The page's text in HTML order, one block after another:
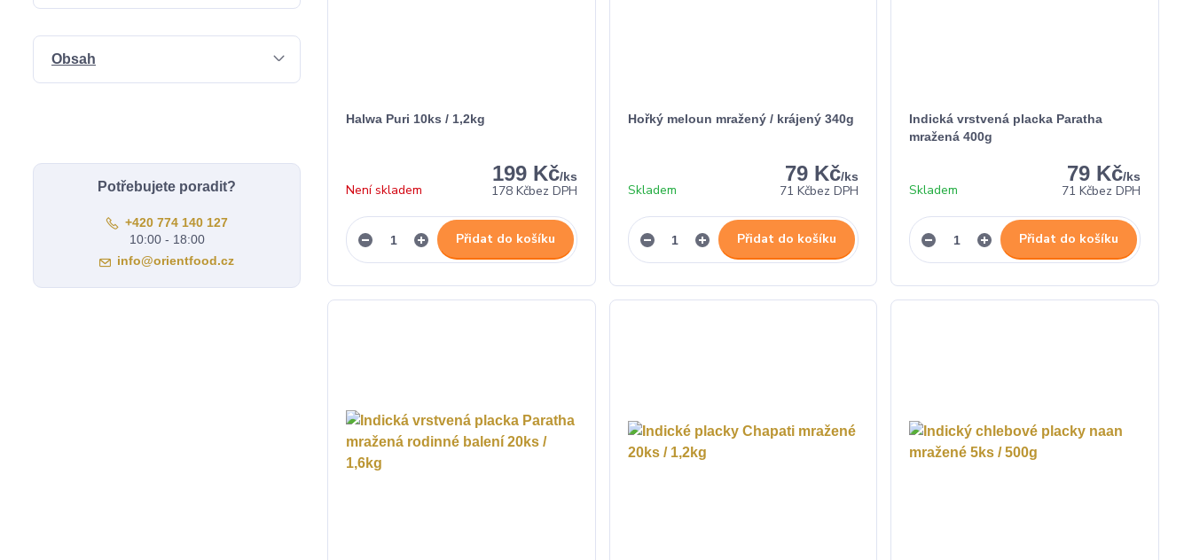
Halwa Puri 10ks / 1,2kg
199 Kč/ks
178 Kčbez DPH
Není skladem
Přidat do košíku
Hořký meloun mražený / krájený 340g
79 Kč/ks
71 Kčbez DPH
Skladem
Přidat do košíku
Indická vrstvená placka Paratha
mražená 400g
79 Kč/ks
71 Kčbez DPH
Skladem
Přidat do košíku
Obsah
Potřebujete poradit?
+420 774 140 127
10:00 - 18:00
info@orientfood.cz